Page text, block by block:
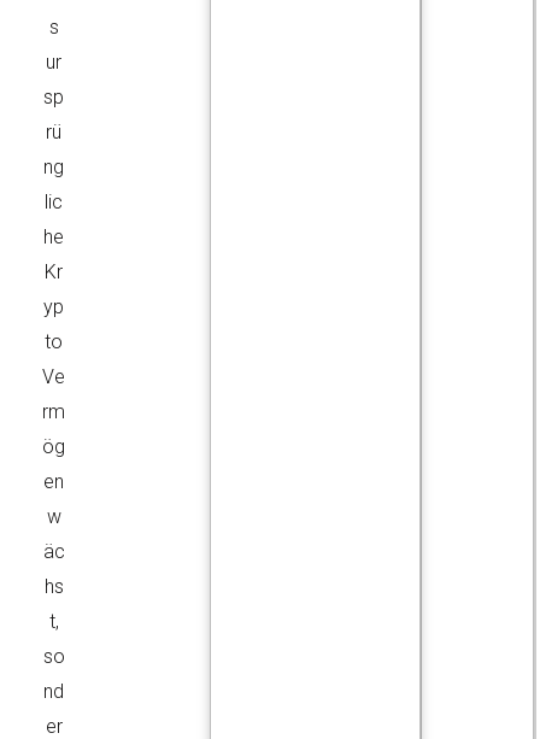
s
ur
sp
rü
ng
lic
he
Kr
yp
to
Ve
rm
ög
en
w
äc
hs
t,
so
nd
er